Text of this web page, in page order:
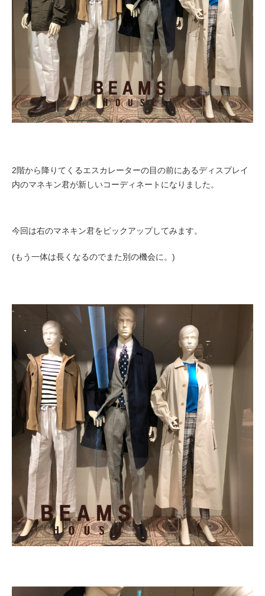
2階から降りてくるエスカレーターの目の前にあるディスプレイ
内のマネキン君が新しいコーディネートになりました。
今回は右のマネキン君をピックアップしてみます。
(もう一体は長くなるのでまた別の機会に。)